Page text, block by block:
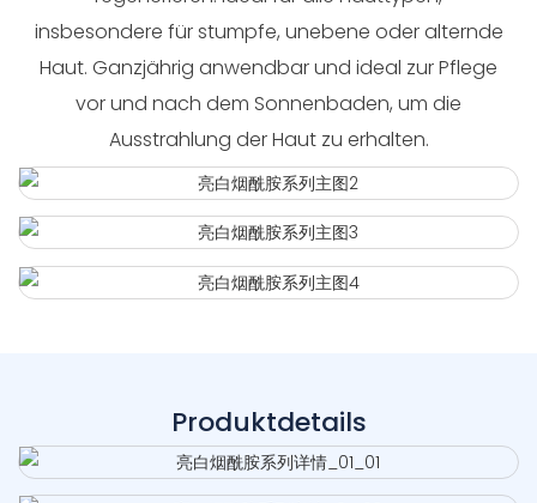
insbesondere für stumpfe, unebene oder alternde
Haut. Ganzjährig anwendbar und ideal zur Pflege
vor und nach dem Sonnenbaden, um die
Ausstrahlung der Haut zu erhalten.
Produktdetails